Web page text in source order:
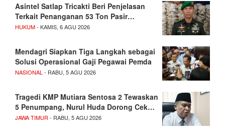
Asintel Satlap Tricakti Beri Penjelasan
Terkait Penanganan 53 Ton Pasir…
HUKUM- KAMIS, 6 AGU 2026
Mendagri Siapkan Tiga Langkah sebagai
Solusi Operasional Gaji Pegawai Pemda
NASIONAL - RABU, 5 AGU 2026
Tragedi KMP Mutiara Sentosa 2 Tewaskan
5 Penumpang, Nurul Huda Dorong Cek…
JAWA TIMUR - RABU, 5 AGU 2026